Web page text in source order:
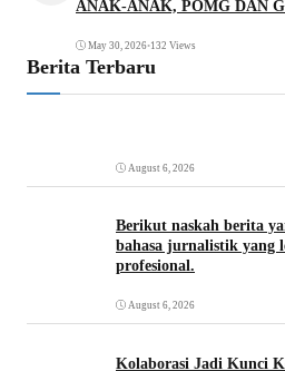
ANAK-ANAK, POMG DAN
May 30, 2026•132 Views
Berita Terbaru
August 6, 2026
Berikut naskah berita
bahasa jurnalistik yang
profesional.
August 6, 2026
Kolaborasi Jadi Kunci